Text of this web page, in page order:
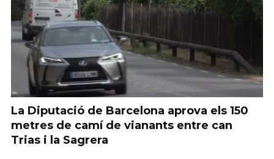
La Diputació de Barcelona aprova els 150
metres de camí de vianants entre can
Trias i la Sagrera